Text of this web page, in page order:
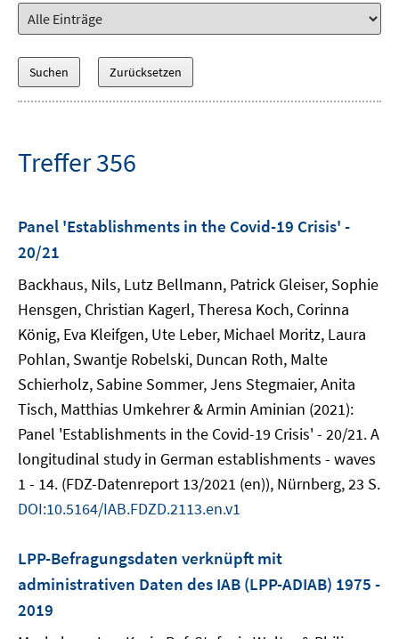
Treffer 356
Panel 'Establishments in the Covid-19 Crisis' -
20/21
Backhaus, Nils, Lutz Bellmann, Patrick Gleiser, Sophie
Hensgen, Christian Kagerl, Theresa Koch, Corinna
König, Eva Kleifgen, Ute Leber, Michael Moritz, Laura
Pohlan, Swantje Robelski, Duncan Roth, Malte
Schierholz, Sabine Sommer, Jens Stegmaier, Anita
Tisch, Matthias Umkehrer & Armin Aminian (2021):
Panel 'Establishments in the Covid-19 Crisis' - 20/21. A
longitudinal study in German establishments - waves
1 - 14. (FDZ-Datenreport 13/2021 (en)), Nürnberg, 23 S.
DOI:10.5164/IAB.FDZD.2113.en.v1
LPP-Befragungsdaten verknüpft mit
administrativen Daten des IAB (LPP-ADIAB) 1975 -
2019